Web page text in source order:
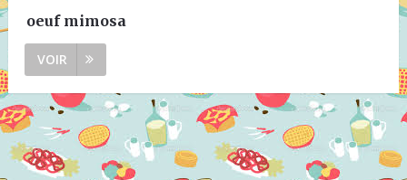
oeuf mimosa
VOIR